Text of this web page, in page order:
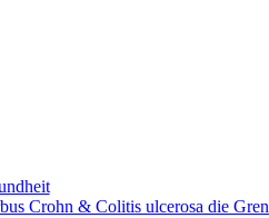
Crohn & Colitis ulcerosa die